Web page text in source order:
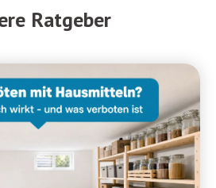
Ratgeber